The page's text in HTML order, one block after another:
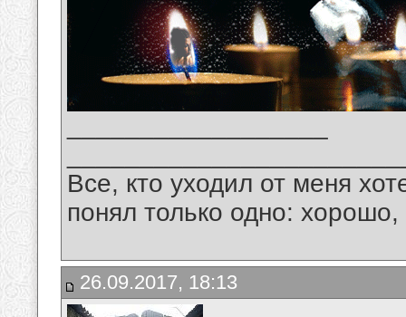
Все, кто уходил от меня
понял только одно:
26.09.2017, 18:13